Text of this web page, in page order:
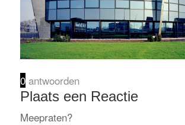
0 antwoorden
Plaats een Reactie
Meepraten?